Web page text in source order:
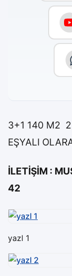
3+1 140 M2 2
EŞYALI
İLETİŞİM :
42
yazl 1